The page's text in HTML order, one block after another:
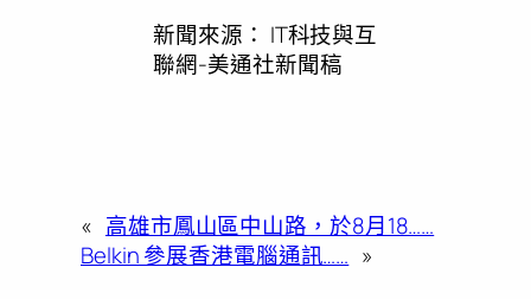
新聞來源： IT科技與互
聯網-美通社新聞稿
« 高雄市鳳山區中山路，於8月18……
Belkin 參展香港電腦通訊…… »